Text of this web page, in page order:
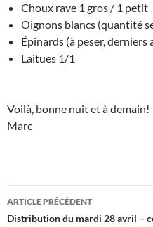
Choux rave 1 gros / 1 petit
Oignons blancs (quantité
Épinards (à peser, derniers
Laitues 1/1
Voilà, bonne nuit et à demain!
Marc
Navigation
des
ARTICLE PRÉCÉDENT
Distribution du mardi 28 avril –